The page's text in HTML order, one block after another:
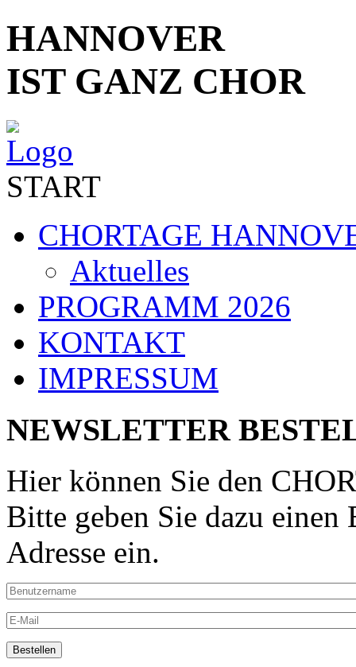
HANNOVER
IST GANZ CHOR
START
CHORTAGE
Aktuelles
PROGRAMM 2026
KONTAKT
IMPRESSUM
NEWSLETTER
Hier können Sie den
Bitte geben Sie dazu
Adresse ein.